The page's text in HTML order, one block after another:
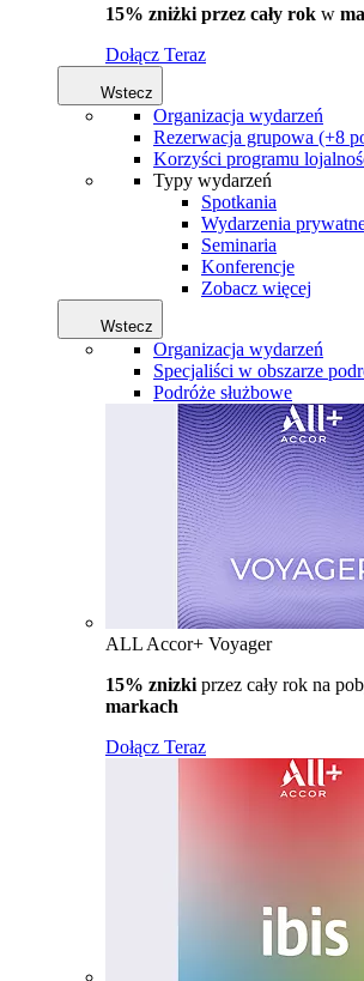
15% zniżki przez cały rok w
Dołącz Teraz
Wstecz
Organizacja wydarzeń
Rezerwacja grupowa (+8
Korzyści programu
Typy wydarzeń
Spotkania
Wydarzenia
Seminaria
Konferencje
Zobacz więcej
Wstecz
Organizacja wydarzeń
Specjaliści w obszarze
Podróże służbowe
ALL Accor+ Voyager
15% znizki przez cały rok na
markach
Dołącz Teraz